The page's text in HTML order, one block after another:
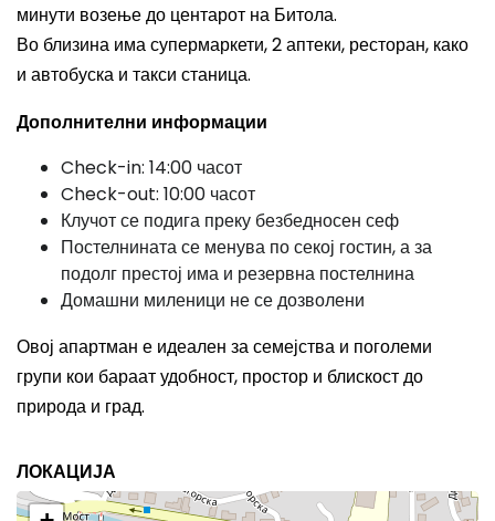
минути возење до центарот на Битола.
Во близина има супермаркети, 2 аптеки, ресторан, како
и автобуска и такси станица.
Дополнителни информации
Check-in: 14:00 часот
Check-out: 10:00 часот
Клучот се подига преку безбедносен сеф
Постелнината се менува по секој гостин, а за
подолг престој има и резервна постелнина
Домашни миленици не се дозволени
Овој апартман е идеален за семејства и поголеми
групи кои бараат удобност, простор и блискост до
природа и град.
ЛОКАЦИЈА